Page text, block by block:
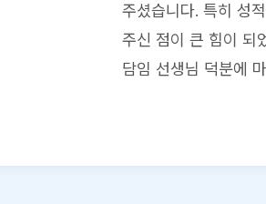
주셨습니다. 특히 성
주신 점이 큰 힘이 되
담임 선생님 덕분에